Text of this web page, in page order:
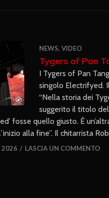
NEWS, VIDEO
Tygers of Pan
I Tygers of Pan
singolo Electrifyed.
“Nella storia dei
suggerito il titolo
fosse quello giusto. È
alla fine”. Il chitarrista
2026 LASCIA UN COMMENTO